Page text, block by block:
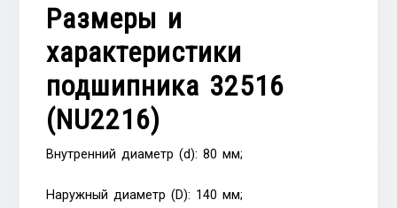
Размеры и
характеристики
подшипника 32516
(NU2216)
Внутренний диаметр (d): 80 мм;
Наружный диаметр (D): 140 мм;